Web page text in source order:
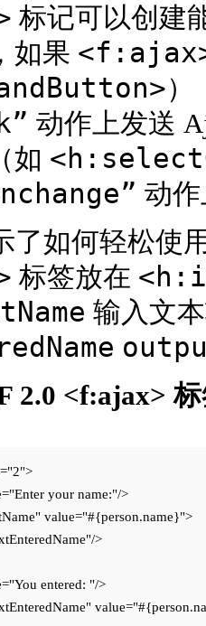
标记可以创建
如果
）
动作上发送
如
动
了如何轻松使
标签放在
输入文
2.0 <f:ajax>
your name:"/>
value="#{person.name}">
>
entered: "/>